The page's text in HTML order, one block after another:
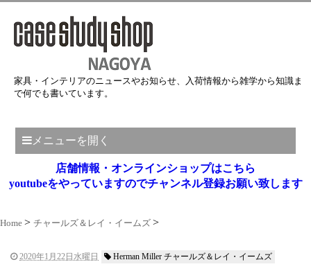
家具・インテリアのニュースやお知らせ、入荷情報から雑学から知識ま
で何でも書いています。
メニューを開く
店舗情報・オンラインショップはこちら
youtubeをやっていますのでチャンネル登録お願い致します
Home チャールズ＆レイ・イームズ
2020年1月22日水曜日 Herman Miller チャールズ＆レイ・イームズ